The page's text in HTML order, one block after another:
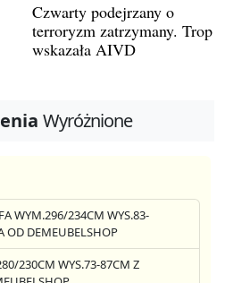
Czwarty podejrzany o
terroryzm zatrzymany. Trop
wskazała AIVD
Wyróżnione
WYM.296/234CM WYS.83-
OD DEMEUBELSHOP
230CM WYS.73-87CM Z